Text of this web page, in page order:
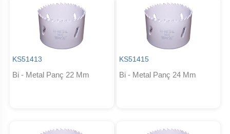
KS51413
Bi - Metal Panç 22 Mm
KS51415
Bi - Metal Panç 24 Mm